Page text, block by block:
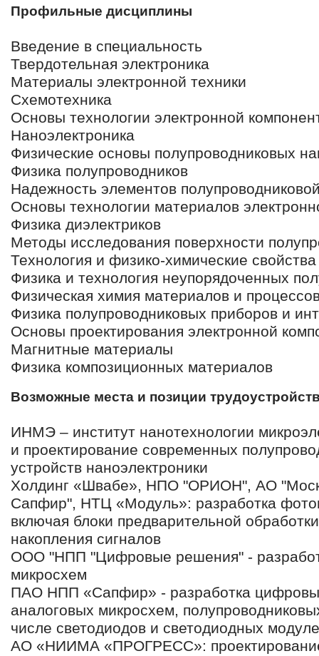
Профильные дисциплины
Введение в специальность
Твердотельная электроника
Материалы электронной техники
Схемотехника
Основы технологии электронной
Наноэлектроника
Физические основы полупроводниковых
Физика полупроводников
Надежность элементов
Основы технологии материалов
Физика диэлектриков
Методы исследования поверхности
Технология и физико-химические
Физика и технология неупорядоченных
Физическая химия материалов и
Физика полупроводниковых приборов и
Основы проектирования электронной
Магнитные материалы
Физика композиционных материалов
Возможные места и позиции
ИНМЭ – институт нанотехнологии
и проектирование современных
устройств наноэлектроники
Холдинг «Швабе», НПО "ОРИОН", АО
Сапфир", НТЦ «Модуль»: разработка
включая блоки предварительной
накопления сигналов
ООО "НПП "Цифровые решения" -
микросхем
ПАО НПП «Сапфир» - разработка
аналоговых микросхем,
числе светодиодов и светодиодных
АО «НИИМА «ПРОГРЕСС»: